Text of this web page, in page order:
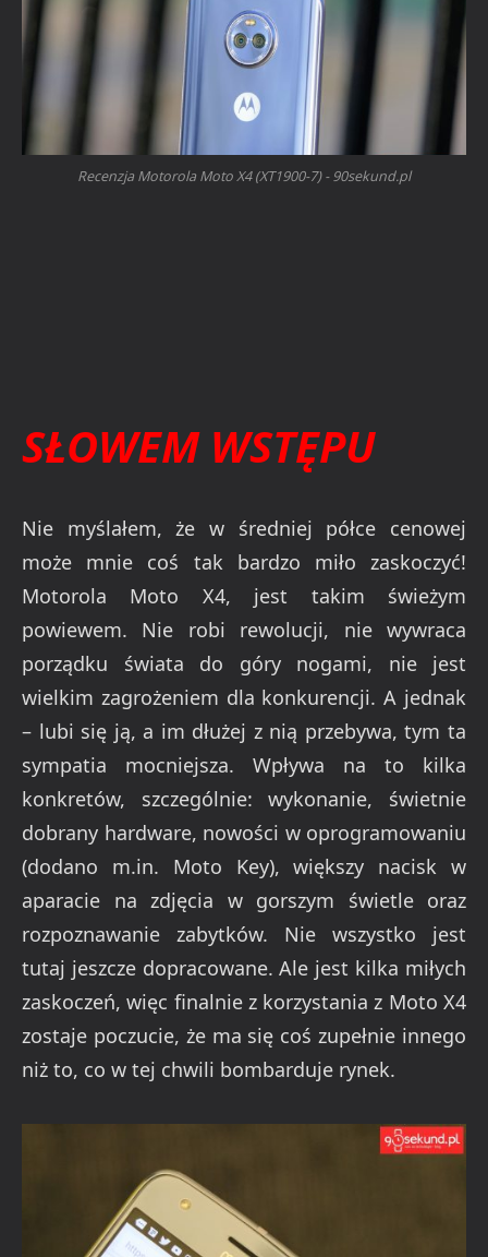
Recenzja Motorola Moto X4 (XT1900-7) - 90sekund.pl
SŁOWEM WSTĘPU
Nie myślałem, że w średniej półce cenowej
może mnie coś tak bardzo miło zaskoczyć!
Motorola Moto X4, jest takim świeżym
powiewem. Nie robi rewolucji, nie wywraca
porządku świata do góry nogami, nie jest
wielkim zagrożeniem dla konkurencji. A jednak
– lubi się ją, a im dłużej z nią przebywa, tym ta
sympatia mocniejsza. Wpływa na to kilka
konkretów, szczególnie: wykonanie, świetnie
dobrany hardware, nowości w oprogramowaniu
(dodano m.in. Moto Key), większy nacisk w
aparacie na zdjęcia w gorszym świetle oraz
rozpoznawanie zabytków. Nie wszystko jest
tutaj jeszcze dopracowane. Ale jest kilka miłych
zaskoczeń, więc finalnie z korzystania z Moto X4
zostaje poczucie, że ma się coś zupełnie innego
niż to, co w tej chwili bombarduje rynek.